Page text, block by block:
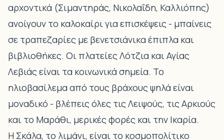
αρχοντικά (Σιμαντηράς, Νικολαΐδη, Καλλιόπης)
ανοίγουν το καλοκαίρι για επισκέψεις - μπαίνεις
σε τραπεζαρίες με βενετσιάνικα έπιπλα και
βιβλιοθήκες. Οι πλατείες Λότζια και Αγίας
Λεβιάς είναι τα κοινωνικά σημεία. Το
ηλιοβασίλεμα από τους βράχους ψηλά είναι
μοναδικό - βλέπεις όλες τις Λειψούς, τις Αρκιούς
και το Μαράθι, μερικές φορές και την Ικαρία.
Η Σκάλα, το λιμάνι, είναι το κοσμοπολίτικο